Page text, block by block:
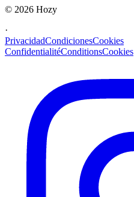
© 2026 Hozy
·
PrivacidadCondicionesCookies
ConfidentialitéConditionsCookies